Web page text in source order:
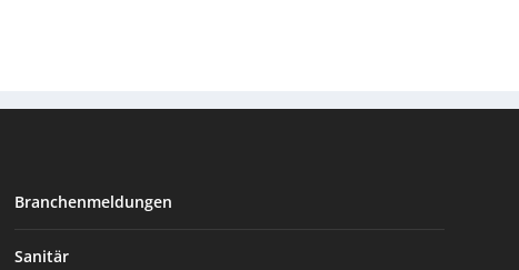
Branchenmeldungen
Sanitär